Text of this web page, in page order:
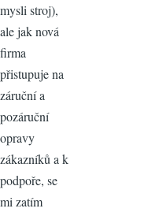
mysli stroj),
ale jak nová
firma
přistupuje na
záruční a
pozáruční
opravy
zákazníků a k
podpoře, se
mi zatím